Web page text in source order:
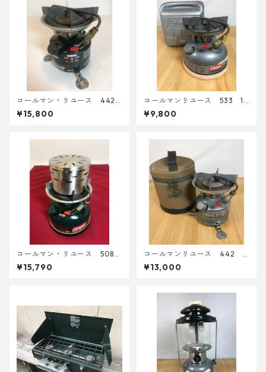
コールマン・リユース 442
2009年2月製 点検整備
済 8688
¥15,800
コールマンリユース 533 19
92年11月製 点検整備済 395
0
¥9,800
コールマン・リユース 508A
1997年9月製 点検整備済
4196
¥15,790
コールマンリユース 442 1
991年12月製 点検整備済 36
02
¥13,000